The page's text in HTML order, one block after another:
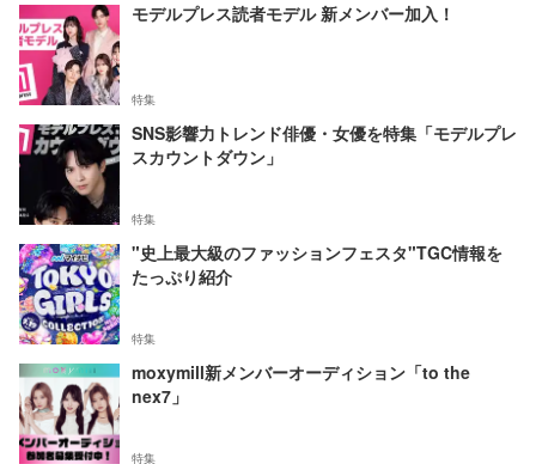
モデルプレス読者モデル 新メンバー加入！
特集
SNS影響力トレンド俳優・女優を特集「モデルプレ
スカウントダウン」
特集
"史上最大級のファッションフェスタ"TGC情報を
たっぷり紹介
特集
moxymill新メンバーオーディション「to the
nex7」
特集